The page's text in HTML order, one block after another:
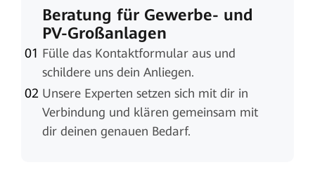
Beratung für Gewerbe- und
PV-Großanlagen
Fülle das Kontaktformular aus und
schildere uns dein Anliegen.
Unsere Experten setzen sich mit dir in
Verbindung und klären gemeinsam mit
dir deinen genauen Bedarf.